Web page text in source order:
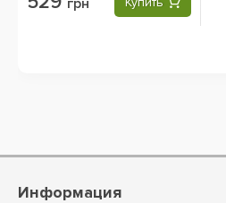
Информация